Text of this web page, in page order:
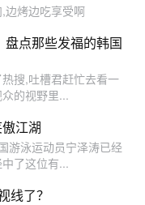
边烤边吃享受啊
点那些发福的韩国
搜,吐槽君赶忙去看一
的视野里...
江湖
游泳运动员宁泽涛已经
了这位有...
线了？